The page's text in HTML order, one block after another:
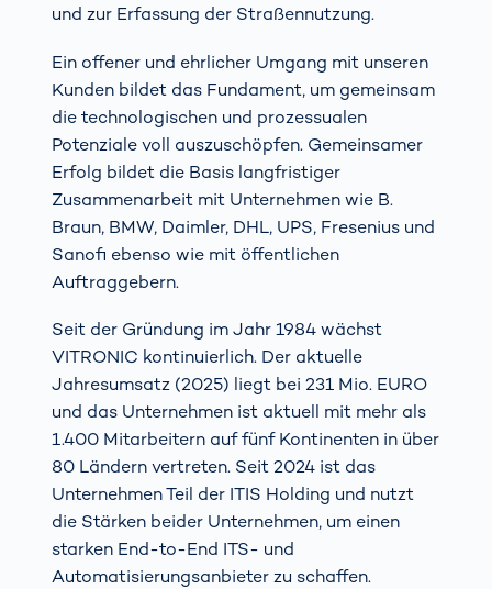
und zur Erfassung der Straßennutzung.
Ein offener und ehrlicher Umgang mit unseren
Kunden bildet das Fundament, um gemeinsam
die technologischen und prozessualen
Potenziale voll auszuschöpfen. Gemeinsamer
Erfolg bildet die Basis langfristiger
Zusammenarbeit mit Unternehmen wie B.
Braun, BMW, Daimler, DHL, UPS, Fresenius und
Sanofi ebenso wie mit öffentlichen
Auftraggebern.
Seit der Gründung im Jahr 1984 wächst
VITRONIC kontinuierlich. Der aktuelle
Jahresumsatz (2025) liegt bei 231 Mio. EURO
und das Unternehmen ist aktuell mit mehr als
1.400 Mitarbeitern auf fünf Kontinenten in über
80 Ländern vertreten. Seit 2024 ist das
Unternehmen Teil der ITIS Holding und nutzt
die Stärken beider Unternehmen, um einen
starken End-to-End ITS- und
Automatisierungsanbieter zu schaffen.